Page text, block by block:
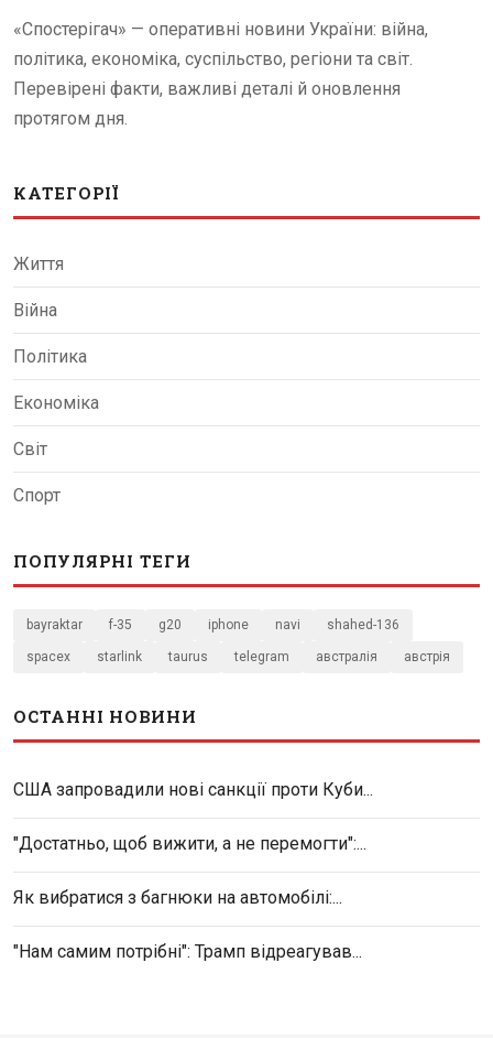
«Спостерігач» — оперативні новини України: війна,
політика, економіка, суспільство, регіони та світ.
Перевірені факти, важливі деталі й оновлення
протягом дня.
КАТЕГОРІЇ
Життя
Війна
Політика
Економіка
Світ
Спорт
ПОПУЛЯРНІ ТЕГИ
bayraktar f-35 g20 iphone navi shahed-136
spacex starlink taurus telegram австралія австрія
ОСТАННІ НОВИНИ
США запровадили нові санкції проти Куби...
"Достатньо, щоб вижити, а не перемогти":...
Як вибратися з багнюки на автомобілі:...
"Нам самим потрібні": Трамп відреагував...